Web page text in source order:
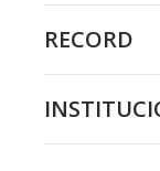
RECORD